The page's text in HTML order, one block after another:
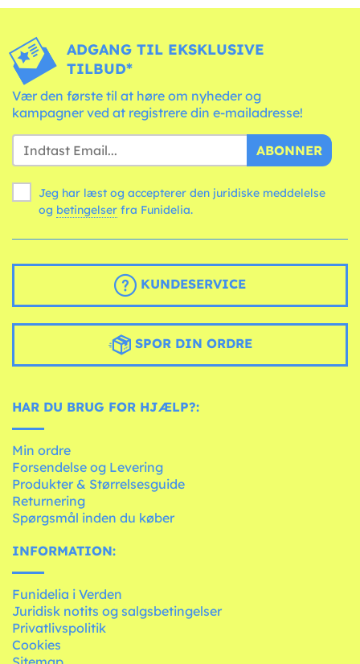
ADGANG TIL EKSKLUSIVE
TILBUD*
Vær den første til at høre om nyheder og
kampagner ved at registrere din e-mailadresse!
ABONNER
Jeg har læst og accepterer den juridiske meddelelse
og betingelser fra Funidelia.
KUNDESERVICE
SPOR DIN ORDRE
HAR DU BRUG FOR HJÆLP?:
Min ordre
Forsendelse og Levering
Produkter & Størrelsesguide
Returnering
Spørgsmål inden du køber
INFORMATION:
Funidelia i Verden
Juridisk notits og salgsbetingelser
Privatlivspolitik
Cookies